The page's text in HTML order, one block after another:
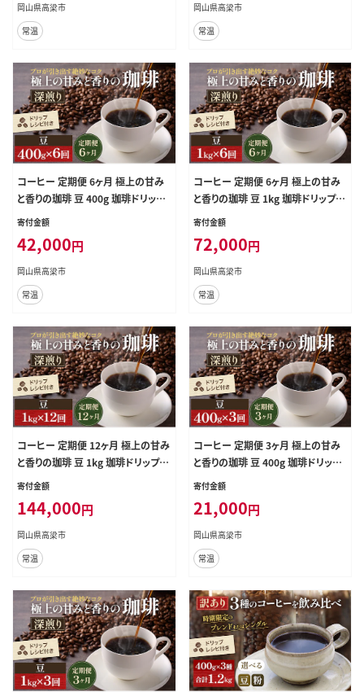
岡山県高梁市
常温
岡山県高梁市
常温
コーヒー 定期便 6ヶ月 極上の甘み
と香りの珈琲 豆 400g 珈琲ドリップ
のレシピ付き コーヒー豆 コーヒー
料 飲み物 ドリンク 定期 6回
寄付金額
42,000円
岡山県高梁市
常温
コーヒー 定期便 6ヶ月 極上の甘み
と香りの珈琲 豆 1kg 珈琲ドリップの
レシピ付き コーヒー豆 コーヒー粉
飲み物 ドリンク 定期 6回
寄付金額
72,000円
岡山県高梁市
常温
コーヒー 定期便 12ヶ月 極上の甘み
と香りの珈琲 豆 1kg 珈琲ドリップの
レシピ付き コーヒー豆 コーヒー粉
飲み物 ドリンク 定期 12回
寄付金額
144,000円
岡山県高梁市
常温
コーヒー 定期便 3ヶ月 極上の甘み
と香りの珈琲 豆 400g 珈琲ドリップ
のレシピ付き コーヒー豆 コーヒー
料 飲み物 ドリンク 定期 3回
寄付金額
21,000円
岡山県高梁市
常温